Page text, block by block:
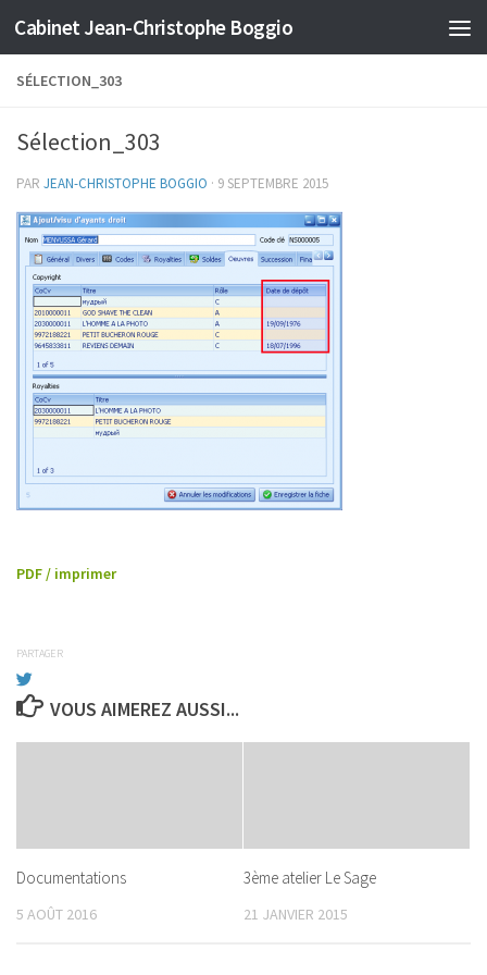
Skip to content
Cabinet Jean-Christophe Boggio
SÉLECTION_303
Sélection_303
PAR JEAN-CHRISTOPHE BOGGIO · 9 SEPTEMBRE 2015
PDF / imprimer
PARTAGER
VOUS AIMEREZ AUSSI...
Documentations
5 AOÛT 2016
3ème atelier Le Sage
21 JANVIER 2015